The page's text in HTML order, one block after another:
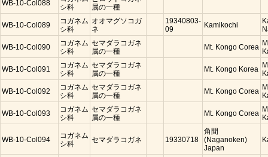
WB-10-Col088
シ科
属の一種
WB-10-Col089
コガネム
シ科
オオマグソコガ
ネ
19340803-
09
Kamikochi
WB-10-Col090
コガネム
シ科
セマダラコガネ
属の一種
Mt. Kongo Corea
WB-10-Col091
コガネム
シ科
セマダラコガネ
属の一種
Mt. Kongo Korea
WB-10-Col092
コガネム
シ科
セマダラコガネ
属の一種
Mt. Kongo Corea
WB-10-Col093
コガネム
シ科
セマダラコガネ
属の一種
Mt. Kongo Corea
WB-10-Col094
コガネム
シ科
セマダラコガネ 19330718
角間
(Naganoken)
Japan